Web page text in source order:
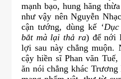
mạnh bạo, hung hăng
như vậy nên Nguyễn
cận tướng, dùng kế ‘
bắt mà lại thả ra) để nới
lợi sau này chẳng muộn.
cậy hiền sĩ Phan văn
ăn nói chẳng khác